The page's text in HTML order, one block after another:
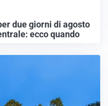
due giorni di agosto
ecco quando